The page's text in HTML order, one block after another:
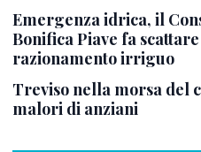
Emergenza idrica, il
Bonifica Piave fa
razionamento irriguo
Treviso nella morsa del
malori di anziani